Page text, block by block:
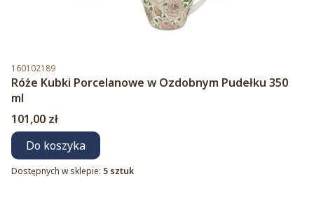
Kod produktu
160102189
Róże Kubki Porcelanowe w Ozdobnym Pudełku 350
ml
Cena
101,00 zł
Do koszyka
Dostępnych w sklepie: 5 sztuk